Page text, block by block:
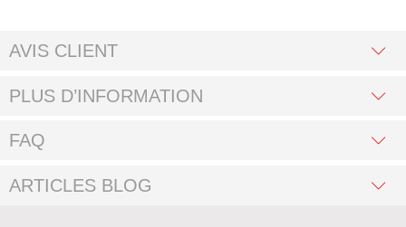
AVIS CLIENT
PLUS D’INFORMATION
FAQ
ARTICLES BLOG